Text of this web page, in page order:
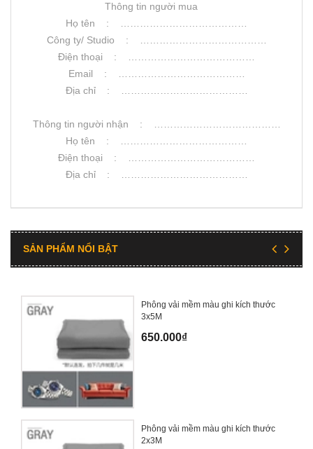
Thông tin người mua
Họ tên : …………………………………
Công ty/ Studio : …………………………………
Điện thoại : …………………………………
Email : …………………………………
Địa chỉ : …………………………………
Thông tin người nhận : …………………………………
Họ tên : …………………………………
Điện thoại : …………………………………
Địa chỉ : …………………………………
SẢN PHẨM NỔI BẬT
Phông vải mềm màu ghi kích thước
3x5M
650.000₫
Phông vải mềm màu ghi kích thước
2x3M